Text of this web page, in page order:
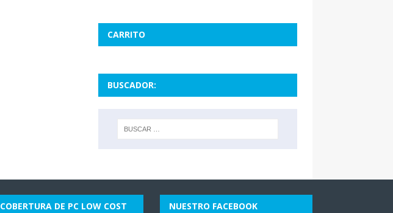
CARRITO
BUSCADOR:
COBERTURA DE PC LOW COST NUESTRO FACEBOOK